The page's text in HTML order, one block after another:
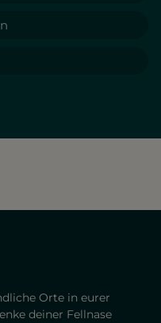
Orte in eurer
deiner Fellnase